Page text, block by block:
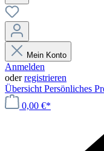
Mein Konto
Anmelden
oderregistrieren
Übersicht Persönliches
0,00 €*